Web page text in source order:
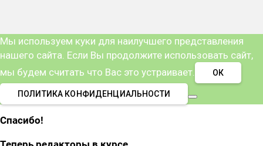
Мы используем куки для наилучшего представления
нашего сайта. Если Вы продолжите использовать сайт,
мы будем считать что Вас это устраивает.
ОК
ПОЛИТИКА КОНФИДЕНЦИАЛЬНОСТИ
Спасибо!